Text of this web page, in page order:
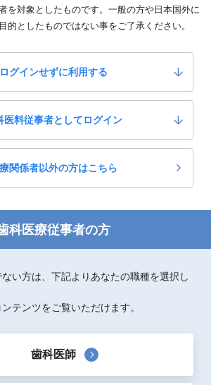
1,404件を表示
シンプルなステップで「噛める総義歯」がつくれる！
定価：4,725円(税抜)
出版社：デンタルダイヤモンド社
スケーリングの基礎力アップ！
定価： 3,000円(税抜)
出版社：医歯薬出版
歯科衛生士
歯周病学用語集 第２版
を対象としたものです。一般の方や日本国外に
的としたものではない事をご了承ください。
ログインせずに利用する
医料従事者としてログイン
関係者以外の方はこちら
科医療従事者の方
い方は、下記よりあなたの職種を選択し
テンツをご覧いただけます。
歯科医師